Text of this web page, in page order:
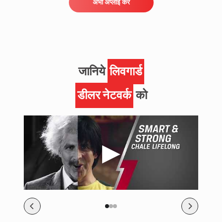
अभी अप्लाई करें
जानियेलिवगार्ड
डीलर नेटवर्क को